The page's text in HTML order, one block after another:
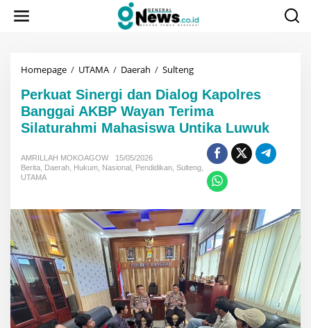
Homepage / UTAMA / Daerah / SultengPerkuat
dan
Dialog
Kapolres
Banggai
AKBP
Wayan
Terima
Silaturahmi
Mahasiswa
Untika
Luwuk
Perkuat Sinergi dan Dialog Kapolres
Banggai AKBP Wayan Terima
Silaturahmi Mahasiswa Untika Luwuk
AMRILLAH MOKOAGOW
15/05/2026
Berita Daerah Hukum Nasional Pendidikan Sulteng
UTAMA